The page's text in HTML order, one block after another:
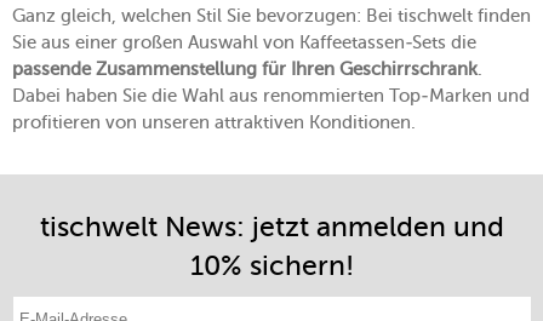
Ganz gleich, welchen Stil Sie bevorzugen: Bei tischwelt finden
Sie aus einer großen Auswahl von Kaffeetassen-Sets die
passende Zusammenstellung für Ihren Geschirrschrank.
Dabei haben Sie die Wahl aus renommierten Top-Marken und
profitieren von unseren attraktiven Konditionen.
tischwelt News: jetzt anmelden und
10% sichern!
E-Mail-Adresse eintragen